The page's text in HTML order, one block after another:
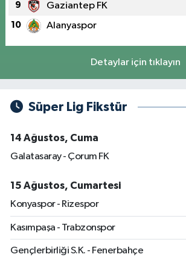
9 Gaziantep FK
10 Alanyaspor
Detaylar için tıklayın
Süper Lig Fikstür
14 Ağustos, Cuma
Galatasaray - Çorum FK
15 Ağustos, Cumartesi
Konyaspor - Rizespor
Kasımpaşa - Trabzonspor
Gençlerbirliği S.K. - Fenerbahçe